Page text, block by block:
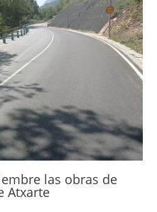
las obras de
Atxarte